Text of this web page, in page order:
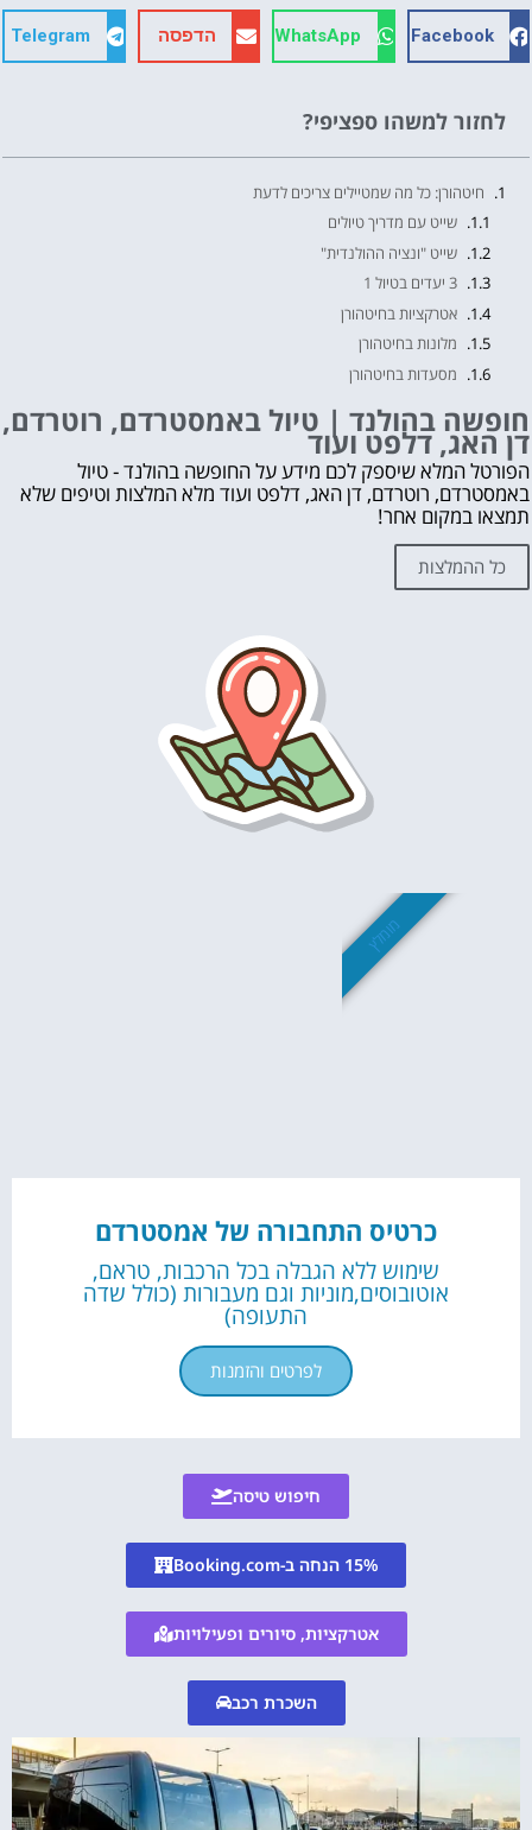
Facebook
WhatsApp הדפסה Telegram
לחזור למשהו ספציפי?
חיטהורן: כל מה שמטיילים צריכים לדעת
שייט עם מדריך טיולים
שייט "ונציה ההולנדית"
3 יעדים בטיול 1
אטרקציות בחיטהורן
מלונות בחיטהורן
מסעדות בחיטהורן
הגעה לחיטהורן אמסטרדם
מתי מומלץ להגיע לחיטהורן
חשוב לדעת על Giethoorn
חופשה בהולנד | טיול באמסטרדם, רוטרדם, דן האג, דלפט ועוד
לקבלת ייעוץ בתכנון החופשה בהולנד ללא עלות השאירו פרטים👇
אהבת? נא לשתף!
עוד דברים שאסור לפספס 👇
לחצו על הכפתור וקבלו את הכל בחינם!
חופשה בהולנד | טיול באמסטרדם, רוטרדם,
דן האג, דלפט ועוד
הפורטל המלא שיספק לכם מידע על החופשה בהולנד - טיול
באמסטרדם, רוטרדם, דן האג, דלפט ועוד מלא המלצות וטיפים שלא
תמצאו במקום אחר!
כל ההמלצות
כרטיס התחבורה של אמסטרדם
שימוש ללא הגבלה בכל הרכבות, טראם,
אוטובוסים,מוניות וגם מעבורות (כולל שדה
התעופה)
לפרטים והזמנות
מומלץ
חיפוש טיסה
15% הנחה ב-Booking.com
אטרקציות, סיורים ופעילויות
השכרת רכב